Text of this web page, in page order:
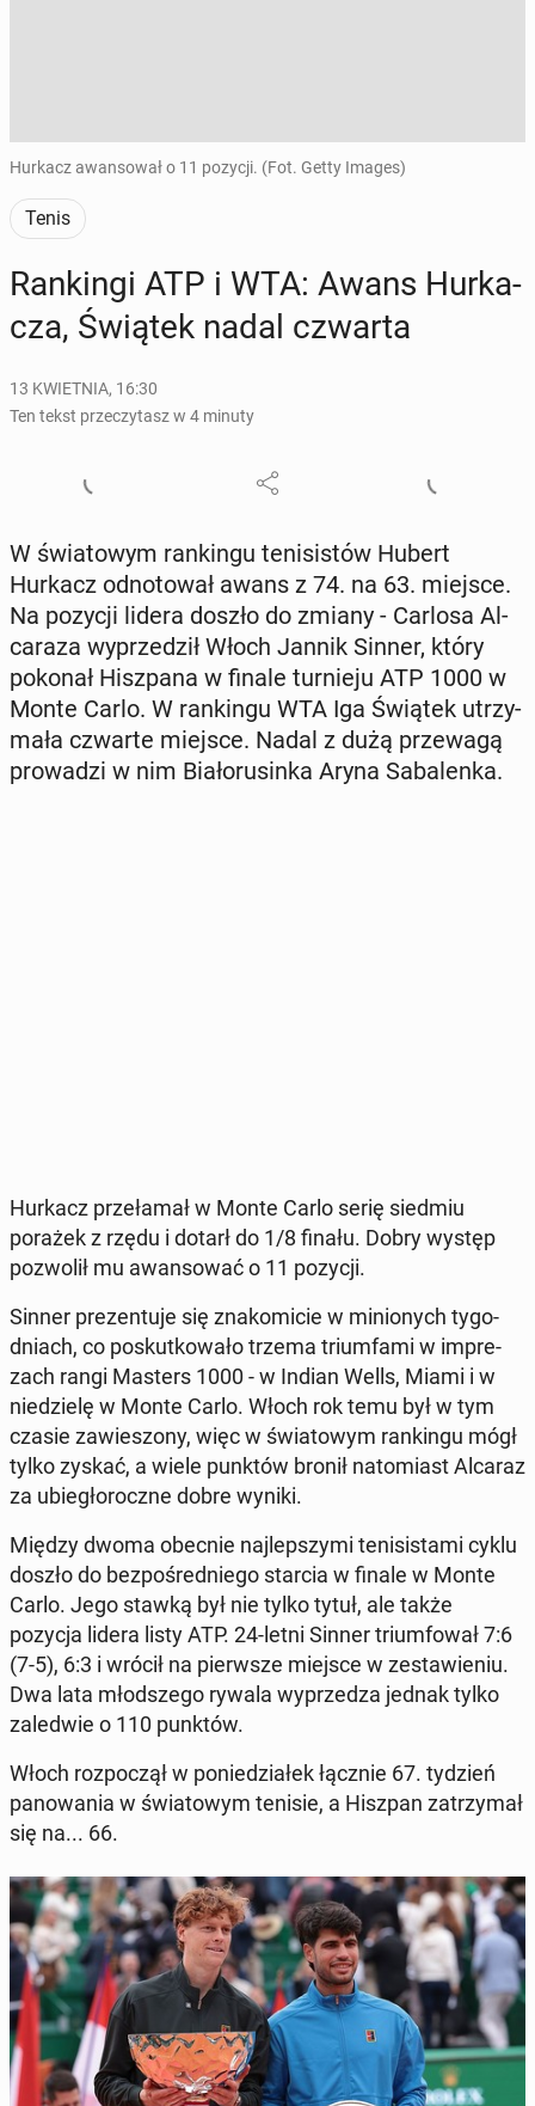
Hurkacz awansował o 11 pozycji. (Fot. Getty Images)
Tenis
Ran­kin­gi ATP i WTA: Awans Hur­ka­
cza, Świątek nadal czwarta
13 KWIETNIA, 16:30
Ten tekst przeczytasz w 4 minuty
W świa­to­wym ran­kin­gu te­ni­si­stów Hubert
Hurkacz od­no­to­wał awans z 74. na 63. miejsce.
Na pozycji lidera doszło do zmiany - Carlosa Al­
ca­ra­za wy­prze­dził Włoch Jannik Sinner, który
pokonał Hisz­pa­na w finale tur­nie­ju ATP 1000 w
Monte Carlo. W ran­kin­gu WTA Iga Świątek utrzy­
ma­ła czwarte miejsce. Nadal z dużą prze­wa­gą
pro­wa­dzi w nim Bia­ło­ru­sin­ka Aryna Sa­ba­len­ka.
Hurkacz prze­ła­mał w Monte Carlo serię siedmiu
porażek z rzędu i dotarł do 1/8 finału. Dobry występ
po­zwo­lił mu awan­so­wać o 11 pozycji.
Sinner pre­zen­tu­je się zna­ko­mi­cie w mi­nio­nych ty­go­
dniach, co po­skut­ko­wa­ło trzema trium­fa­mi w im­pre­
zach rangi Masters 1000 - w Indian Wells, Miami i w
nie­dzie­lę w Monte Carlo. Włoch rok temu był w tym
czasie za­wie­szo­ny, więc w świa­to­wym ran­kin­gu mógł
tylko zyskać, a wiele punktów bronił na­to­miast Alcaraz
za ubie­gło­rocz­ne dobre wyniki.
Między dwoma obecnie naj­lep­szy­mi te­ni­si­sta­mi cyklu
doszło do bez­po­śred­nie­go starcia w finale w Monte
Carlo. Jego stawką był nie tylko tytuł, ale także
pozycja lidera listy ATP. 24-letni Sinner trium­fo­wał 7:6
(7-5), 6:3 i wrócił na pierw­sze miejsce w ze­sta­wie­niu.
Dwa lata młod­sze­go rywala wy­prze­dza jednak tylko
za­le­d­wie o 110 punktów.
Włoch roz­po­czął w po­nie­dzia­łek łącznie 67. tydzień
pa­no­wa­nia w świa­to­wym tenisie, a Hiszpan za­trzy­mał
się na... 66.